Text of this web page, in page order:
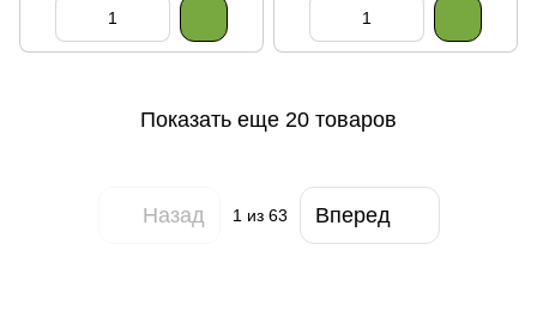
Показать еще 20 товаров
Назад 1из 63 Вперед